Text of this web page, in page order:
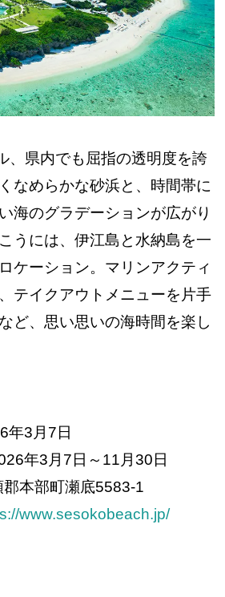
、県内でも屈指の透明度を誇
なめらかな砂浜と、時間帯に
海のグラデーションが広がり
うには、伊江島と水納島を一
ケーション。マリンアクティ
テイクアウトメニューを片手
ど、思い思いの海時間を楽し
年3月7日
年3月7日～11月30日
郡本部町瀬底5583-1
www.sesokobeach.jp/